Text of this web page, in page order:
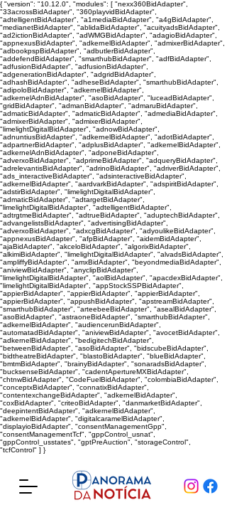
{ "version": "10.12.0", "modules": [ "nexx360BidAdapter",
"33acrossBidAdapter", "360playvidBidAdapter",
"adtelligentBidAdapter", "a1mediaBidAdapter", "a4gBidAdapter",
"medianetBidAdapter", "ablidaBidAdapter", "acuityadsBidAdapter",
"ad2ictionBidAdapter", "adWMGBidAdapter", "adagioBidAdapter",
"appnexusBidAdapter", "adkernelBidAdapter", "admixerBidAdapter",
"adbookpspBidAdapter", "adbutlerBidAdapter",
"addefendBidAdapter", "smarthubBidAdapter", "adfBidAdapter",
"adfusionBidAdapter", "adfusionBidAdapter",
"adgenerationBidAdapter", "adgridBidAdapter",
"adhashBidAdapter", "adheseBidAdapter", "smarthubBidAdapter",
"adipoloBidAdapter", "adkernelBidAdapter",
"adkernelAdnBidAdapter", "asoBidAdapter", "luceadBidAdapter",
"gridBidAdapter", "admanBidAdapter", "admaruBidAdapter",
"admaticBidAdapter", "admaticBidAdapter", "admediaBidAdapter",
"admixerBidAdapter", "admixerBidAdapter",
"limelightDigitalBidAdapter", "adnowBidAdapter",
"adnuntiusBidAdapter", "adkernelBidAdapter", "adotBidAdapter",
"adpartnerBidAdapter", "adplusBidAdapter", "adkernelBidAdapter",
"adkernelAdnBidAdapter", "adponeBidAdapter",
"adverxoBidAdapter", "adprimeBidAdapter", "adqueryBidAdapter",
"adrelevantisBidAdapter", "adrinoBidAdapter", "adriverBidAdapter",
"ads_interactiveBidAdapter", "adsinteractiveBidAdapter",
"adkernelBidAdapter", "aardvarkBidAdapter", "adspiritBidAdapter",
"adstirBidAdapter", "limelightDigitalBidAdapter",
"admaticBidAdapter", "adtargetBidAdapter",
"limelightDigitalBidAdapter", "adtelligentBidAdapter",
"adtrgtmeBidAdapter", "adtrueBidAdapter", "aduptechBidAdapter",
"advangelistsBidAdapter", "advertisingBidAdapter",
"adverxoBidAdapter", "adxcgBidAdapter", "adyoulikeBidAdapter",
"appnexusBidAdapter", "afpBidAdapter", "aidemBidAdapter",
"ajaBidAdapter", "akceloBidAdapter", "algorixBidAdapter",
"alkimiBidAdapter", "limelightDigitalBidAdapter", "alvadsBidAdapter",
"ampliffyBidAdapter", "amxBidAdapter", "beyondmediaBidAdapter",
"aniviewBidAdapter", "anyclipBidAdapter",
"limelightDigitalBidAdapter", "aolBidAdapter", "apacdexBidAdapter",
"limelightDigitalBidAdapter", "appStockSSPBidAdapter",
"appierBidAdapter", "appierBidAdapter", "appierBidAdapter",
"appierBidAdapter", "appushBidAdapter", "apstreamBidAdapter",
"smarthubBidAdapter", "arteebeeBidAdapter", "asealBidAdapter",
"asoBidAdapter", "astraoneBidAdapter", "smarthubBidAdapter",
"adkernelBidAdapter", "audiencerunBidAdapter",
"automatadBidAdapter", "aniviewBidAdapter", "avocetBidAdapter",
"adkernelBidAdapter", "bedigitechBidAdapter",
"betweenBidAdapter", "asoBidAdapter", "bidscubeBidAdapter",
"bidtheatreBidAdapter", "blastoBidAdapter", "blueBidAdapter",
"bmtmBidAdapter", "brainyBidAdapter", "sonaradsBidAdapter",
"bucksenseBidAdapter", "cadentApertureMXBidAdapter",
"chtnwBidAdapter", "CodeFuelBidAdapter", "colombiaBidAdapter",
"conceptxBidAdapter", "connatixBidAdapter",
"contentexchangeBidAdapter", "adkernelBidAdapter",
"coxBidAdapter", "criteoBidAdapter", "danmarketBidAdapter",
"deepintentBidAdapter", "adkernelBidAdapter",
"adkernelBidAdapter", "digitalcaramelBidAdapter",
"displayioBidAdapter", "consentManagementGpp",
"consentManagementTcf", "gppControl_usnat",
"gppControl_usstates", "gptPreAuction", "storageControl",
"tcfControl" ] }